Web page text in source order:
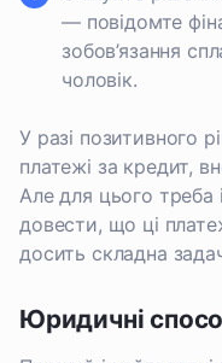
— повідомте
зобов’язання
чоловік.
У разі позитивного
платежі за кредит,
Але для цього треба
довести, що ці
досить складна
Юридичні